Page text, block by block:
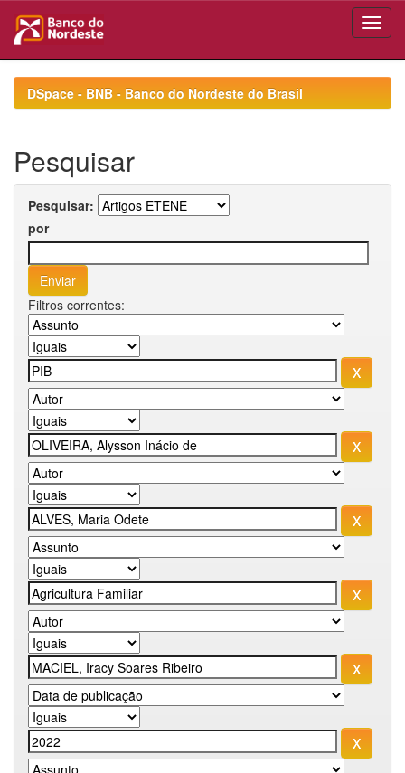
navigationDSpace - BNB - Banco do Nordeste do Brasil
Pesquisar
Pesquisar:
por
Filtros correntes: